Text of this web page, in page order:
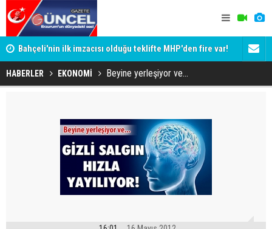
Bahçeli'nin ilk imzacısı olduğu teklifte MHP'den fire var!
İşte imzalamayan o isim
Siyaset-
HABERLER EKONOMİ Beyine yerleşiyor ve...